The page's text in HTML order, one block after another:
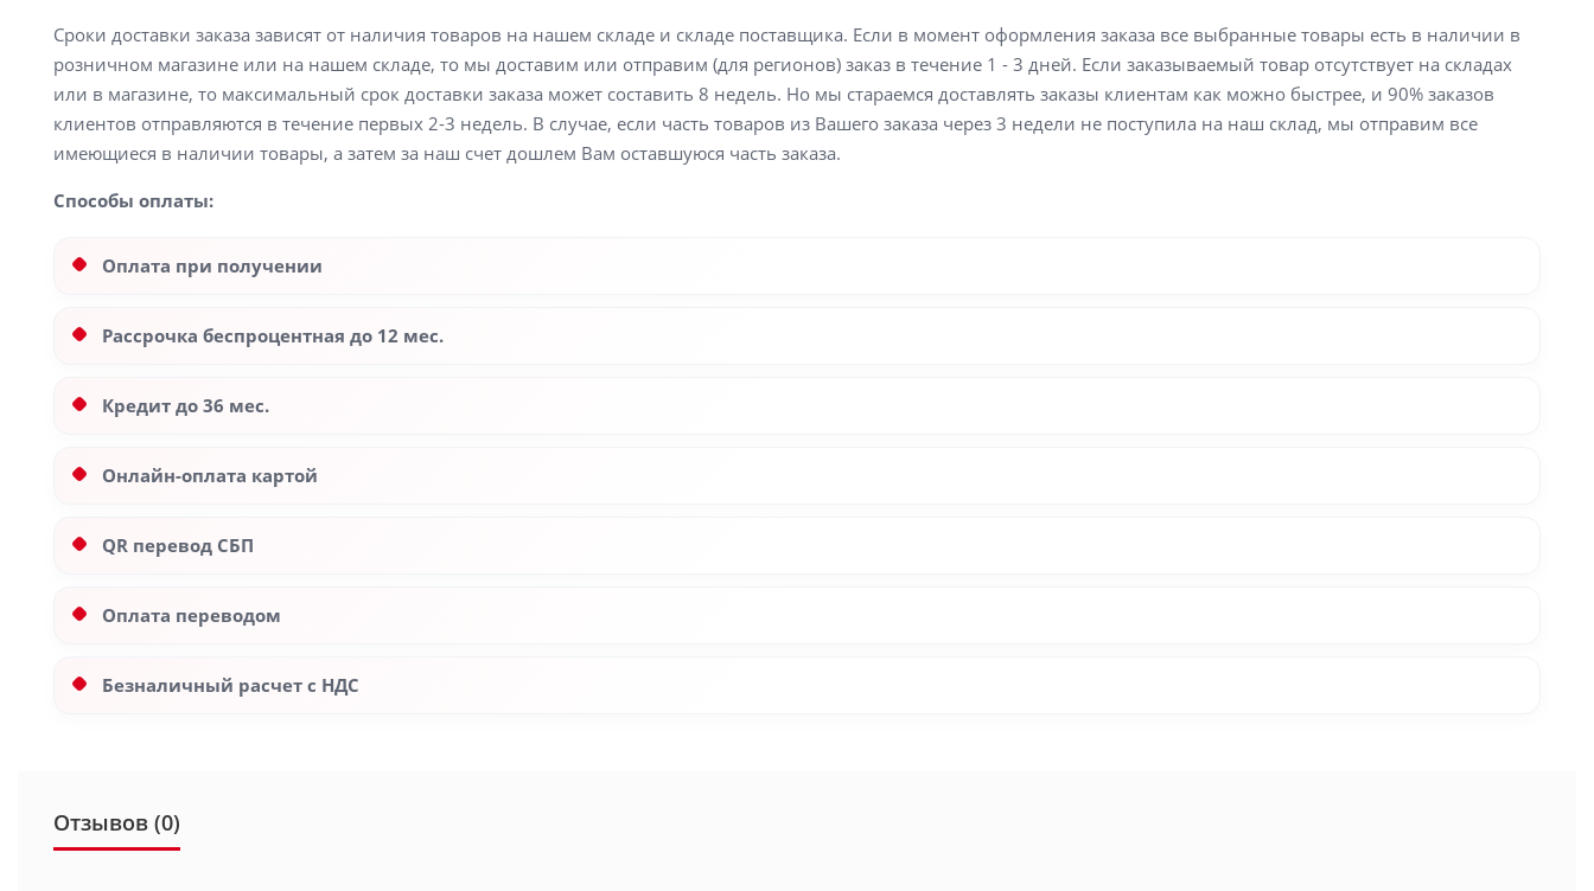
Сроки доставки заказа зависят от наличия товаров на нашем складе и складе поставщика. Если в момент оформления заказа все выбранные товары есть в наличии в
розничном магазине или на нашем складе, то мы доставим или отправим (для регионов) заказ в течение 1 - 3 дней. Если заказываемый товар отсутствует на складах
или в магазине, то максимальный срок доставки заказа может составить 8 недель. Но мы стараемся доставлять заказы клиентам как можно быстрее, и 90% заказов
клиентов отправляются в течение первых 2-3 недель. В случае, если часть товаров из Вашего заказа через 3 недели не поступила на наш склад, мы отправим все
имеющиеся в наличии товары, а затем за наш счет дошлем Вам оставшуюся часть заказа.
Способы оплаты:
Оплата при получении
Рассрочка беспроцентная до 12 мес.
Кредит до 36 мес.
Онлайн-оплата картой
QR перевод СБП
Оплата переводом
Безналичный расчет с НДС
Отзывов (0)